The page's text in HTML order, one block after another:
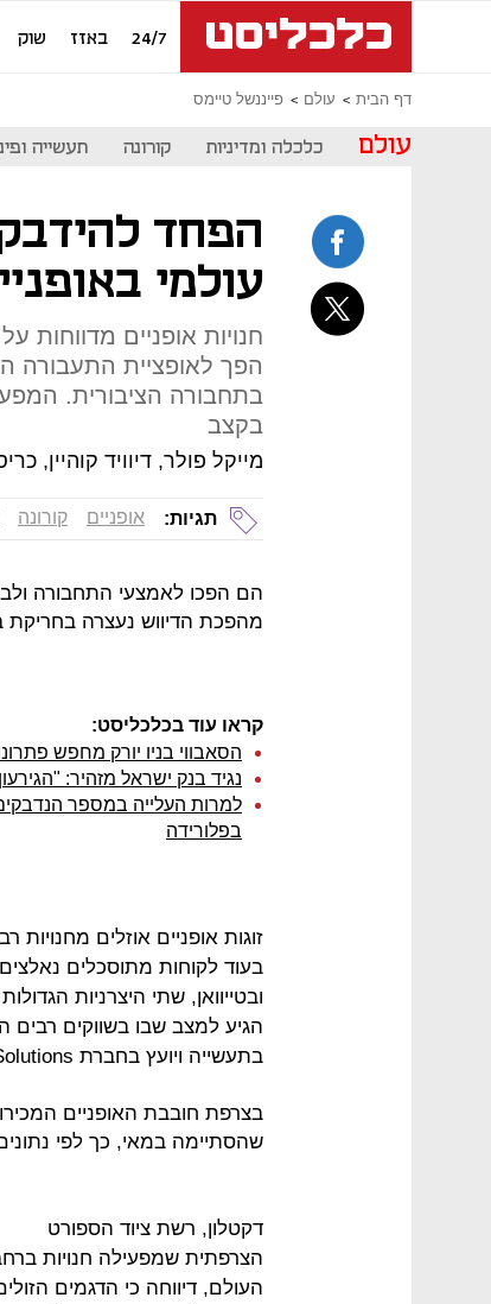
24/7 באזז שוק
דף הבית עולם פייננשל טיימס
עולם כלכלה ומדיניות קורונה תעשייה
הפחד
עולמי
חנויות אופניים מדווחות
הפך לאופציית התעבורה
בתחבורה הציבורית.
בקצב
מייקל פולר, דיוויד קוהיין,
תגיות: אופניים קורונה
הם הפכו לאמצעי התחבורה
מהפכת הדיווש נעצרה בחריקת
קראו עוד בכלכליסט:
הסאבווי בניו יורק מחפש
נגיד בנק ישראל מזהיר: "הגירעון עלול להגיע ל-
למרות העלייה במספר
בפלורידה
זוגות אופניים אוזלים
בעוד לקוחות מתוסכלים
ובטייוואן, שתי היצרניות
הגיע למצב שבו בשווקים רבים
בתעשייה ויועץ בחברת Human Powered Solutions.
שהסתיימה במאי, כך לפי
דקטלון, רשת ציוד הספורט
הצרפתית שמפעילה חנויות
העולם, דיווחה כי הדגמים